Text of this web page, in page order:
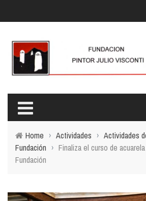
Home › Actividades › Actividades
Fundación › Finaliza el curso de
Fundación